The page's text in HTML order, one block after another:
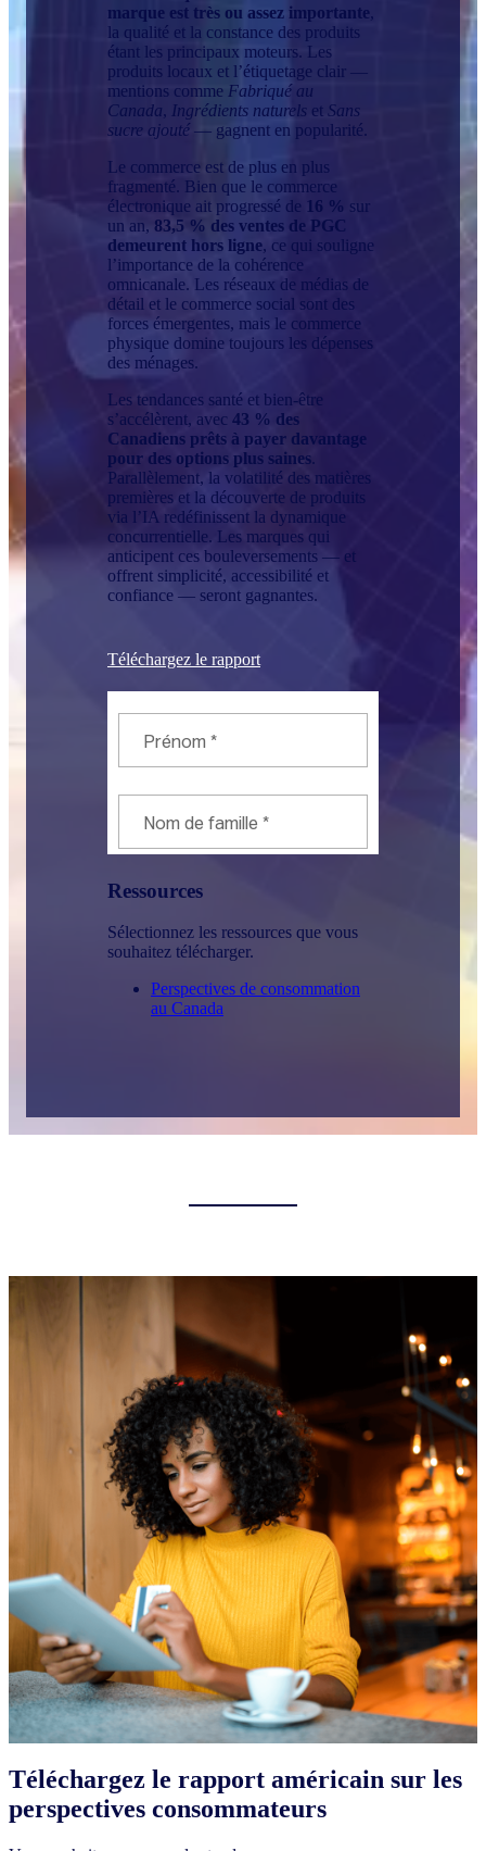
marque est très ou assez importante,
la qualité et la constance des produits
étant les principaux moteurs. Les
produits locaux et l’étiquetage clair —
mentions comme Fabriqué au
Canada, Ingrédients naturels et Sans
sucre ajouté — gagnent en popularité.
Le commerce est de plus en plus
fragmenté. Bien que le commerce
électronique ait progressé de 16 % sur
un an, 83,5 % des ventes de PGC
demeurent hors ligne, ce qui souligne
l’importance de la cohérence
omnicanale. Les réseaux de médias de
détail et le commerce social sont des
forces émergentes, mais le commerce
physique domine toujours les dépenses
des ménages.
Les tendances santé et bien-être
s’accélèrent, avec 43 % des
Canadiens prêts à payer davantage
pour des options plus saines.
Parallèlement, la volatilité des matières
premières et la découverte de produits
via l’IA redéfinissent la dynamique
concurrentielle. Les marques qui
anticipent ces bouleversements — et
offrent simplicité, accessibilité et
confiance — seront gagnantes.
Téléchargez le rapport
Ressources
Sélectionnez les ressources que vous
souhaitez télécharger.
Perspectives de consommation
au Canada
Téléchargez le rapport américain sur les
perspectives consommateurs